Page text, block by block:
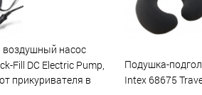
воздушный насос
Fill DC Electric Pump,
прикуривателя в
Подушка-
Intex 68675